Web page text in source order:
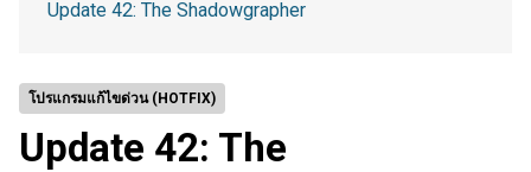
โปรแกรมแก้ไขด่วน (HOTFIX)
Update 42: The
Update 42: The Shadowgrapher